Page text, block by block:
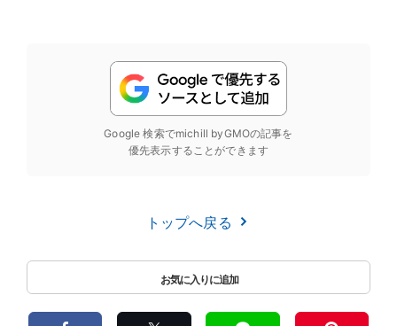
Google 検索でmichill byGMOの記事を
優先表示することができます
トップへ戻る